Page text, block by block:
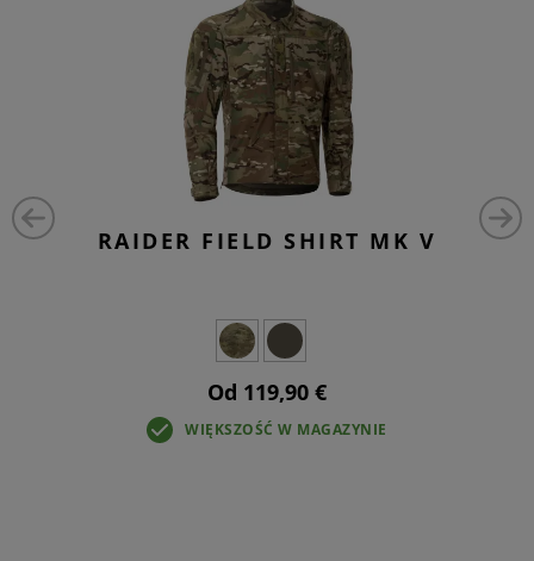
RAIDER FIELD SHIRT MK V
Od 119,90 €
WIĘKSZOŚĆ W MAGAZYNIE